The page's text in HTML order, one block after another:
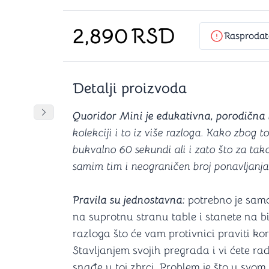
Šah
4 u 1 igre
Backgammon (Tavla)
Podloge
Zaštite za
Kockice
Kutijice
Mozgalice
Hanayama
Kocke
Ostale mozgalice
Pomeranje sadržaja slajdera u desno
2,890RSD
Detalji proizvoda
Quoridor Mini je edukativna, porodična
kolekciji i to iz više razloga. Kako zbog
bukvalno 60 sekundi ali i zato što za
samim tim i neograničen broj
Pravila su jednostavna: potrebno je
na suprotnu stranu table i stanete na
razloga što će vam protivnici praviti
Stavljanjem svojih pregrada i vi ćete